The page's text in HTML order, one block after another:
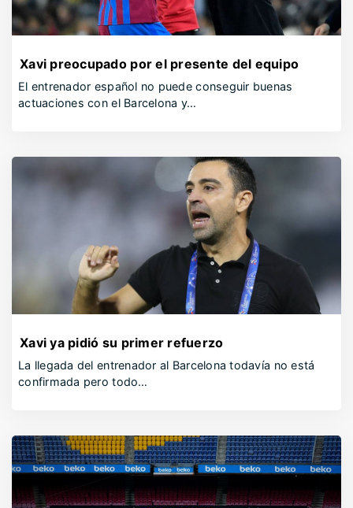
Xavi preocupado por el presente del equipo
El entrenador español no puede conseguir buenas
actuaciones con el Barcelona y…
Xavi ya pidió su primer refuerzo
La llegada del entrenador al Barcelona todavía no está
confirmada pero todo…